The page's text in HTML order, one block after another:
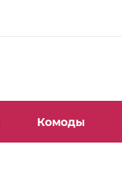
Комоды